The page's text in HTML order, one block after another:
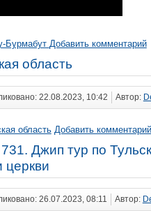
Бурмабут Добавить комментарий
область
22.08.2023, 10:42 Автор:
область Добавить комментарий
Джип тур по
церкви
26.07.2023, 08:11 Автор: